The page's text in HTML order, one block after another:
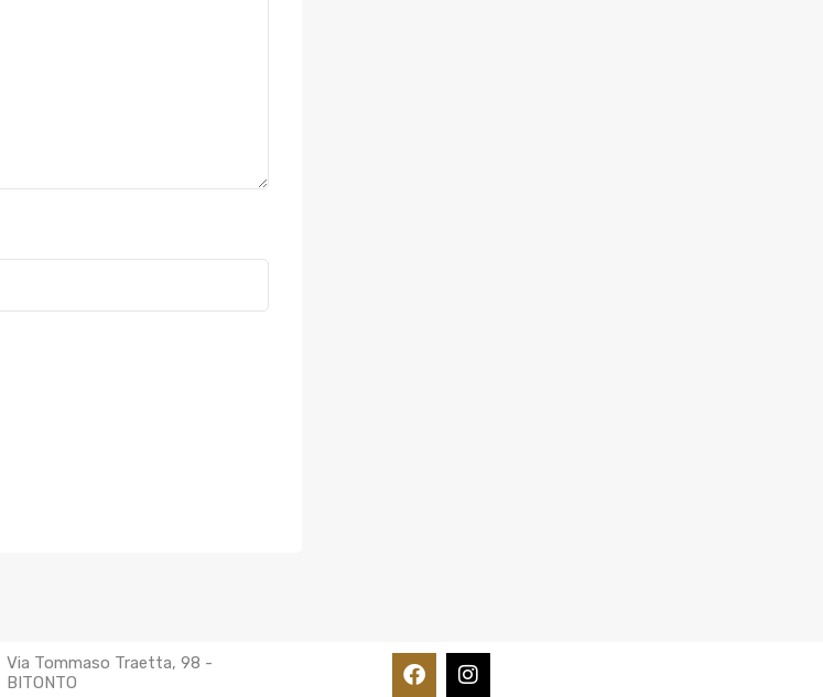
Via Tommaso Traetta, 98 -
BITONTO